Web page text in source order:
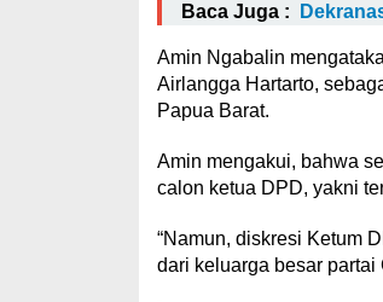
Baca Juga :
Amin Ngabalin
Airlangga Hartarto,
Papua Barat.
Amin mengakui, bahwa
calon ketua DPD, yakni
“Namun, diskresi Ketum
dari keluarga besar partai